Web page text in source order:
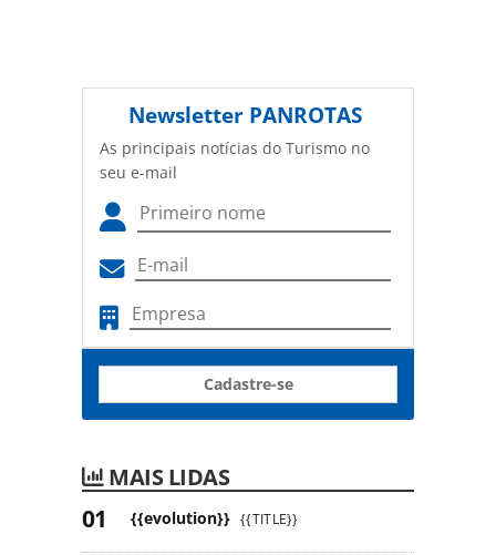
Newsletter PANROTAS
As principais notícias do Turismo no
seu e-mail
Cadastre-se
MAIS LIDAS
{{evolution}} {{TITLE}}